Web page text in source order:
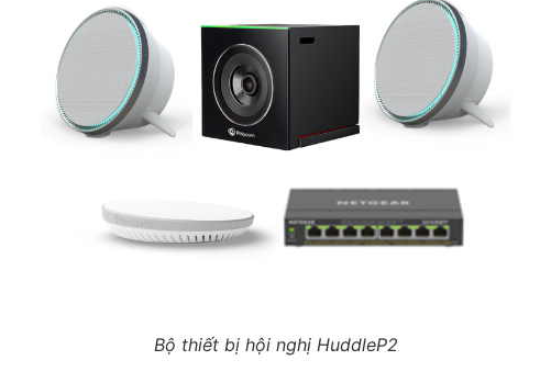
Bộ thiết bị hội nghị HuddleP2